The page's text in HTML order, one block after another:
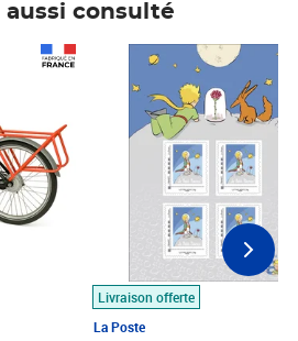
aussi consulté
Livraison offerte
La Poste
Prix 7,50€